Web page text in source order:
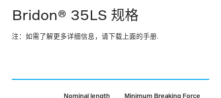
Bridon® 35LS 规格
注：如需了解更多详细信息，请下载上面的手册.
Nominal length Minimum Breaking Force